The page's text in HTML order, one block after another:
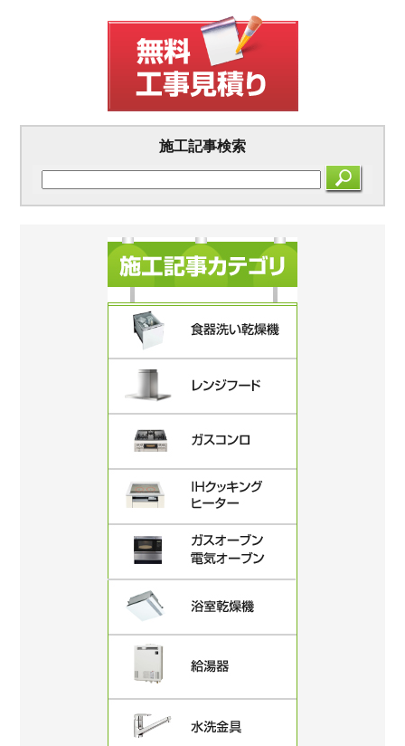
施工記事検索